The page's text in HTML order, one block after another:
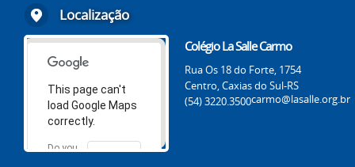
Localização
This page can't
load Google Maps
correctly.
Do you
OK
Colégio La Salle Carmo
Rua Os 18 do Forte, 1754
Centro, Caxias do Sul-RS
(54) 3220.3500carmo@lasalle.org.br